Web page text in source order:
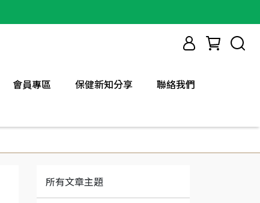
會員專區 保健新知分享 聯絡我們
所有文章主題